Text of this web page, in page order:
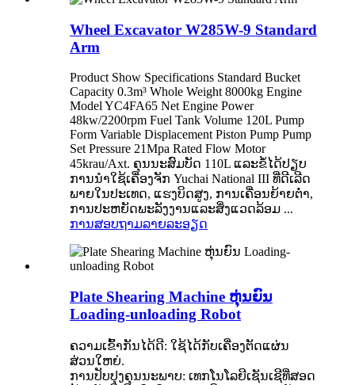
Wheel Excavator W285W-9 Standard
Arm
Product Show Specifications Standard Bucket
Capacity 0.3m³ Whole Weight 8000kg Engine
Model YC4FA65 Net Engine Power
48kw/2200rpm Fuel Tank Volume 120L Pump
Form Variable Displacement Piston Pump Pump
Set Pressure 21Mpa Rated Flow Motor
45krau/Axt. ຄຸນນະສົມບັດ 110L ແລະຂໍ້ໄດ້ປຽບ
ການນໍາໃຊ້ເຄື່ອງຈັກ Yuchai National III ທີ່ດີເລີດ
ພາຍໃນປະເທດ, ແຮງບິດສູງ, ການເຄື່ອນຍ້າຍຕ່ໍາ,
ການປະຫຍັດພະລັງງານແລະສິ່ງແວດລ້ອມ ...
ການສອບຖາມລາຍລະອຽດ
Plate Shearing Machine ຫຸ່ນຍົນ
Loading-unloading Robot
ຄວາມເຂົ້າກັນໄດ້ດີ: ໃຊ້ໄດ້ກັບເຄື່ອງຕັດແຜ່ນ
ສ່ວນໃຫຍ່.
ການປັບປຸງຄຸນນະພາບ: ເທກໂນໂລຍີເຊັນເຊີທີ່ສອດ